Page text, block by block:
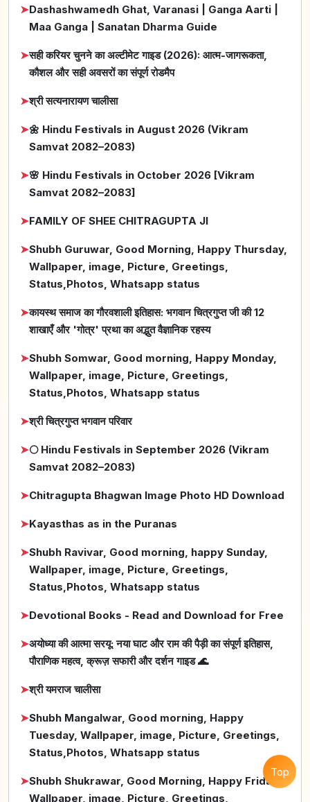
➤Dashashwamedh Ghat, Varanasi | Ganga Aarti |
Maa Ganga | Sanatan Dharma Guide
➤सही करियर चुनने का अल्टीमेट गाइड (2026): आत्म-जागरूकता,
कौशल और सही अवसरों का संपूर्ण रोडमैप
➤श्री सत्यनारायण चालीसा
➤🌼 Hindu Festivals in August 2026 (Vikram
Samvat 2082–2083)
➤🌸 Hindu Festivals in October 2026 [Vikram
Samvat 2082–2083]
➤FAMILY OF SHEE CHITRAGUPTA JI
➤Shubh Guruwar, Good Morning, Happy Thursday,
Wallpaper, image, Picture, Greetings,
Status,Photos, Whatsapp status
➤कायस्थ समाज का गौरवशाली इतिहास: भगवान चित्रगुप्त जी की 12
शाखाएँ और 'गोत्र' प्रथा का अद्भुत वैज्ञानिक रहस्य
➤Shubh Somwar, Good morning, Happy Monday,
Wallpaper, image, Picture, Greetings,
Status,Photos, Whatsapp status
➤श्री चित्रगुप्त भगवान परिवार
➤🌕 Hindu Festivals in September 2026 (Vikram
Samvat 2082–2083)
➤Chitragupta Bhagwan Image Photo HD Download
➤Kayasthas as in the Puranas
➤Shubh Ravivar, Good morning, happy Sunday,
Wallpaper, image, Picture, Greetings,
Status,Photos, Whatsapp status
➤Devotional Books - Read and Download for Free
➤अयोध्या की आत्मा सरयू: नया घाट और राम की पैड़ी का संपूर्ण इतिहास,
पौराणिक महत्व, क्रूज़ सफारी और दर्शन गाइड 🌊
➤श्री यमराज चालीसा
➤Shubh Mangalwar, Good morning, Happy
Tuesday, Wallpaper, image, Picture, Greetings,
Status,Photos, Whatsapp status
➤Shubh Shukrawar, Good Morning, Happy Friday,
Wallpaper, image, Picture, Greetings,
Top